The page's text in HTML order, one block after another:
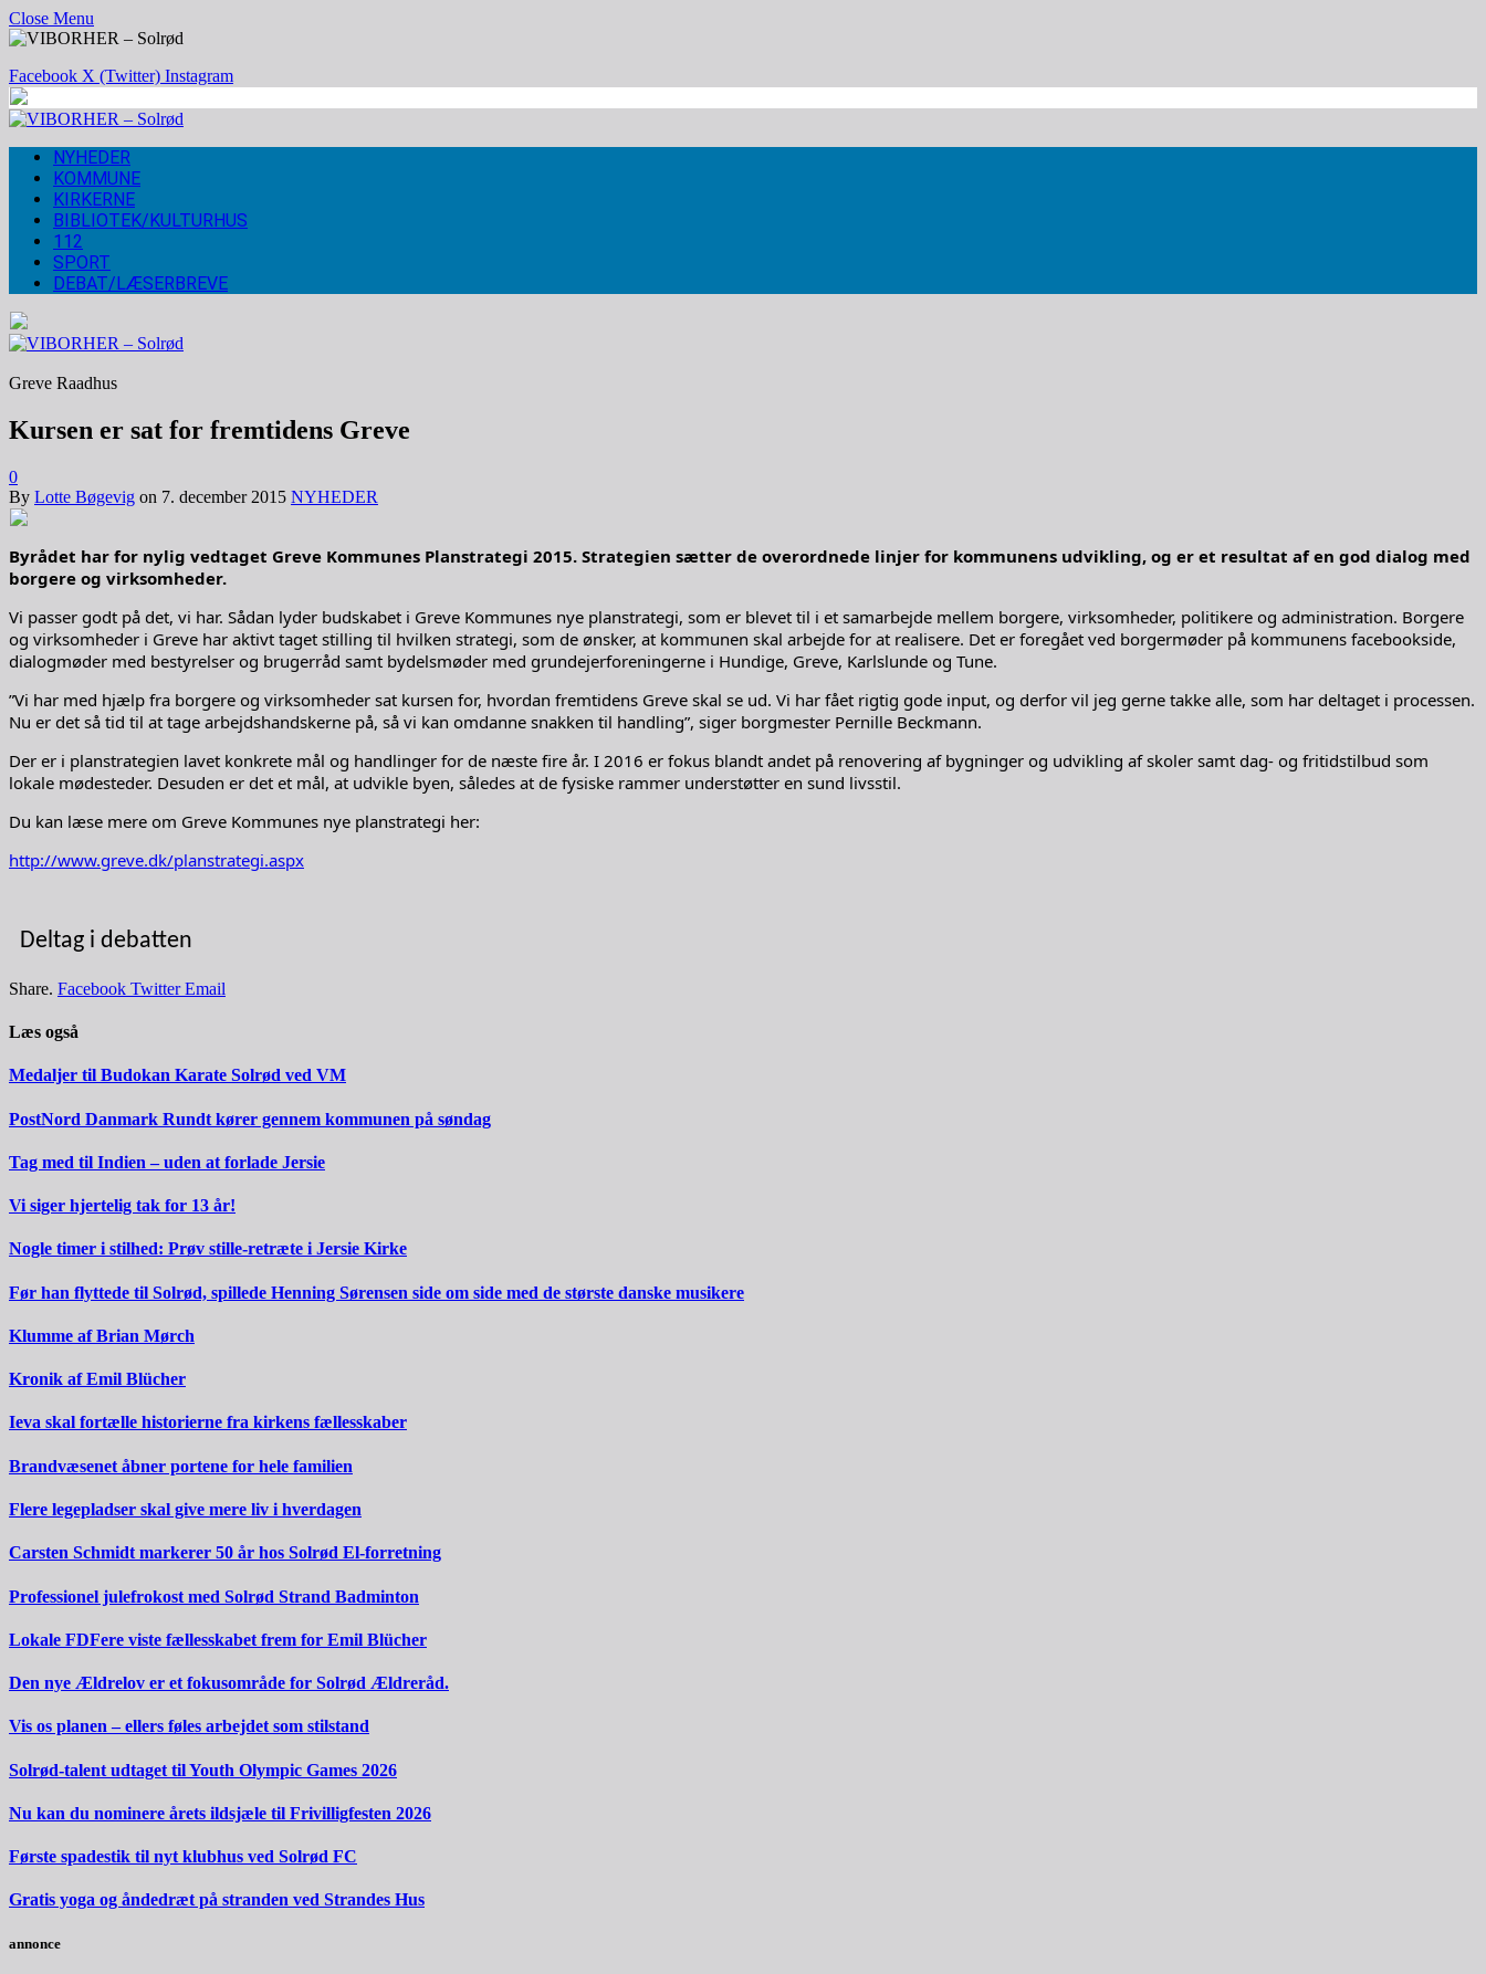
Close Menu
Facebook X (Twitter) Instagram
NYHEDER
KOMMUNE
KIRKERNE
BIBLIOTEK/KULTURHUS
112
SPORT
DEBAT/LÆSERBREVE
Greve Raadhus
Kursen er sat for fremtidens Greve
0
By Lotte Bøgevig on 7. december 2015 NYHEDER
Byrådet har for nylig vedtaget Greve Kommunes Planstrategi 2015. Strategien sætter de overordnede linjer for kommunens udvikling, og er et resultat af en god dialog med
borgere og virksomheder.
Vi passer godt på det, vi har. Sådan lyder budskabet i Greve Kommunes nye planstrategi, som er blevet til i et samarbejde mellem borgere, virksomheder, politikere og administration. Borgere
og virksomheder i Greve har aktivt taget stilling til hvilken strategi, som de ønsker, at kommunen skal arbejde for at realisere. Det er foregået ved borgermøder på kommunens facebookside,
dialogmøder med bestyrelser og brugerråd samt bydelsmøder med grundejerforeningerne i Hundige, Greve, Karlslunde og Tune.
”Vi har med hjælp fra borgere og virksomheder sat kursen for, hvordan fremtidens Greve skal se ud. Vi har fået rigtig gode input, og derfor vil jeg gerne takke alle, som har deltaget i processen.
Nu er det så tid til at tage arbejdshandskerne på, så vi kan omdanne snakken til handling”, siger borgmester Pernille Beckmann.
Der er i planstrategien lavet konkrete mål og handlinger for de næste fire år. I 2016 er fokus blandt andet på renovering af bygninger og udvikling af skoler samt dag- og fritidstilbud som
lokale mødesteder. Desuden er det et mål, at udvikle byen, således at de fysiske rammer understøtter en sund livsstil.
Du kan læse mere om Greve Kommunes nye planstrategi her:
http://www.greve.dk/planstrategi.aspx
Deltag i debatten
Share. Facebook Twitter Email
Læs også
Medaljer til Budokan Karate Solrød ved VM
PostNord Danmark Rundt kører gennem kommunen på søndag
Tag med til Indien – uden at forlade Jersie
Vi siger hjertelig tak for 13 år!
Nogle timer i stilhed: Prøv stille-retræte i Jersie Kirke
Før han flyttede til Solrød, spillede Henning Sørensen side om side med de største danske musikere
Klumme af Brian Mørch
Kronik af Emil Blücher
Ieva skal fortælle historierne fra kirkens fællesskaber
Brandvæsenet åbner portene for hele familien
Flere legepladser skal give mere liv i hverdagen
Carsten Schmidt markerer 50 år hos Solrød El-forretning
Professionel julefrokost med Solrød Strand Badminton
Lokale FDFere viste fællesskabet frem for Emil Blücher
Den nye Ældrelov er et fokusområde for Solrød Ældreråd.
Vis os planen – ellers føles arbejdet som stilstand
Solrød-talent udtaget til Youth Olympic Games 2026
Nu kan du nominere årets ildsjæle til Frivilligfesten 2026
Første spadestik til nyt klubhus ved Solrød FC
Gratis yoga og åndedræt på stranden ved Strandes Hus
annonce